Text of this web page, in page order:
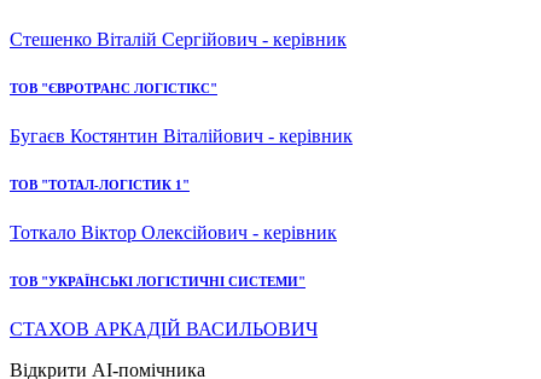
Стешенко Віталій Сергійович - керівник
ТОВ "ЄВРОТРАНС ЛОГІСТІКС"
Бугаєв Костянтин Віталійович - керівник
ТОВ "ТОТАЛ-ЛОГІСТИК 1"
Тоткало Віктор Олексійович - керівник
ТОВ "УКРАЇНСЬКІ ЛОГІСТИЧНІ СИСТЕМИ"
СТАХОВ АРКАДІЙ ВАСИЛЬОВИЧ
Відкрити AI-помічника